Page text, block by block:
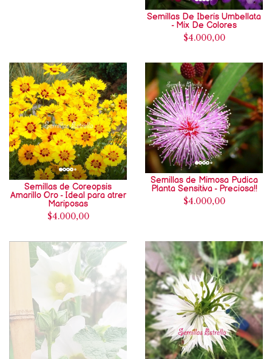
Semillas De Iberis Umbellata
- Mix De Colores
$4.000,00
Semillas de Coreopsis
Amarillo Oro - Ideal para atrer
Mariposas
$4.000,00
Semillas de Mimosa Pudica
Planta Sensitiva - Preciosa!!
$4.000,00